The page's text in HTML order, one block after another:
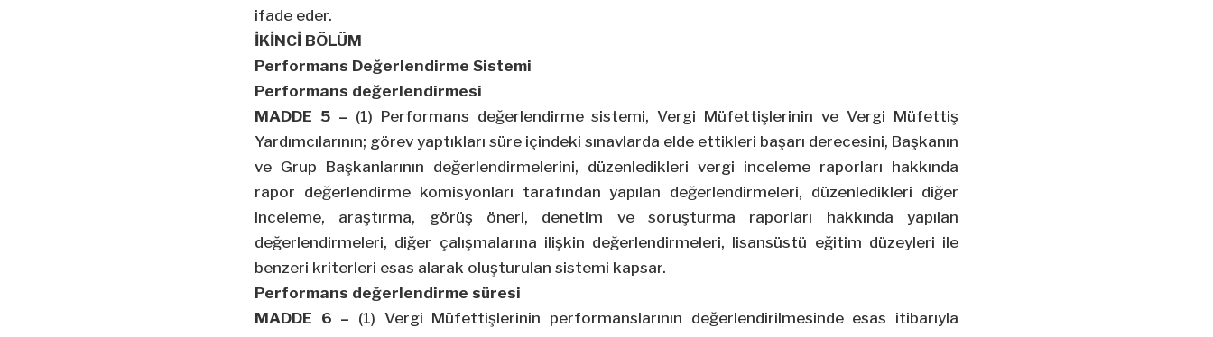
ifade eder.
İKİNCİ BÖLÜM
Performans Değerlendirme Sistemi
Performans değerlendirmesi
MADDE 5 – (1) Performans değerlendirme sistemi, Vergi Müfettişlerinin ve Vergi Müfettiş
Yardımcılarının; görev yaptıkları süre içindeki sınavlarda elde ettikleri başarı derecesini, Başkanın
ve Grup Başkanlarının değerlendirmelerini, düzenledikleri vergi inceleme raporları hakkında
rapor değerlendirme komisyonları tarafından yapılan değerlendirmeleri, düzenledikleri diğer
inceleme, araştırma, görüş öneri, denetim ve soruşturma raporları hakkında yapılan
değerlendirmeleri, diğer çalışmalarına ilişkin değerlendirmeleri, lisansüstü eğitim düzeyleri ile
benzeri kriterleri esas alarak oluşturulan sistemi kapsar.
Performans değerlendirme süresi
MADDE 6 – (1) Vergi Müfettişlerinin performanslarının değerlendirilmesinde esas itibarıyla